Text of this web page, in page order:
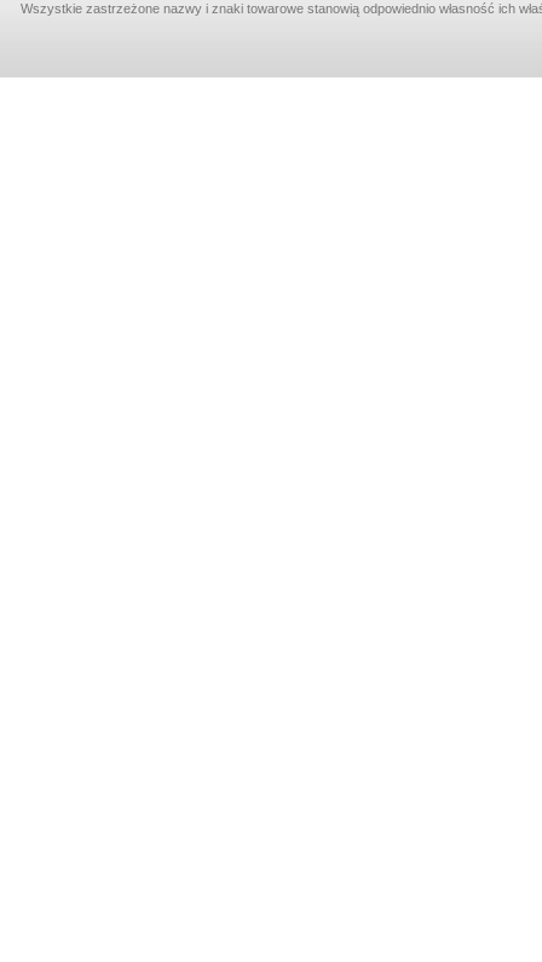
Wszystkie zastrzeżone nazwy i znaki towarowe stanowią odpowiednio własność ich